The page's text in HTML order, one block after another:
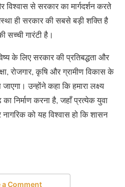
से सरकार का मार्गदर्शन करते
ही सरकार की सबसे बड़ी शक्ति है
सच्ची गारंटी है।
के लिए सरकार की प्रतिबद्धता और
रोजगार, कृषि और ग्रामीण विकास के
उन्होंने कहा कि हमारा लक्ष्य
निर्माण करना है, जहाँ प्रत्येक युवा
को यह विश्वास हो कि शासन
a Comment